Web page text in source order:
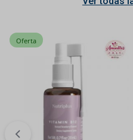
Oferta